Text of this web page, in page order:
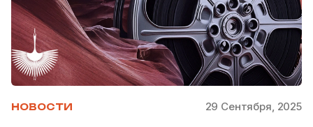
НОВОСТИ 29 Сентября, 2025